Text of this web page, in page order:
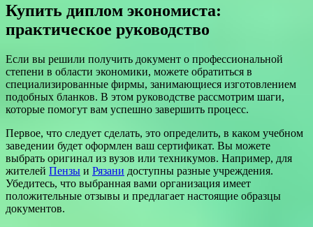
Купить диплом экономиста:
практическое руководство
Если вы решили получить документ о профессиональной
степени в области экономики, можете обратиться в
специализированные фирмы, занимающиеся изготовлением
подобных бланков. В этом руководстве рассмотрим шаги,
которые помогут вам успешно завершить процесс.
Первое, что следует сделать, это определить, в каком учебном
заведении будет оформлен ваш сертификат. Вы можете
выбрать оригинал из вузов или техникумов. Например, для
жителей Пензы и Рязани доступны разные учреждения.
Убедитесь, что выбранная вами организация имеет
положительные отзывы и предлагает настоящие образцы
документов.